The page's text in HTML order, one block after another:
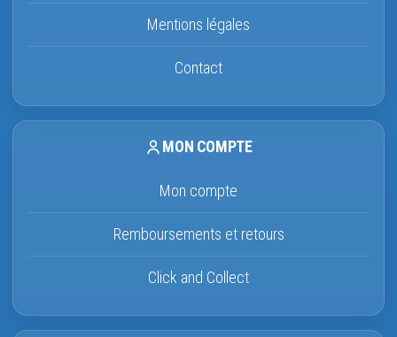
Mentions légales
Contact
MON COMPTE
Mon compte
Remboursements et retours
Click and Collect